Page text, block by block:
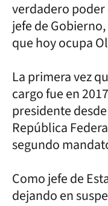
verdadero poder
jefe de
que hoy ocupa
La primera vez
cargo fue en
presidente
República
segundo
Como jefe de
dejando en